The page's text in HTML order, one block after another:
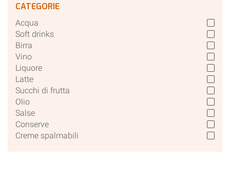
CATEGORIE
Acqua
Soft drinks
Birra
Vino
Liquore
Latte
Succhi di frutta
Olio
Salse
Conserve
Creme spalmabili